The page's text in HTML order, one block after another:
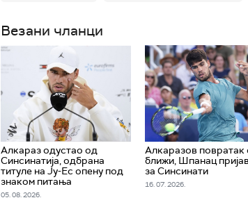
Везани чланци
Алкараз одустао од
Синсинатија, одбрана
титуле на Ју-Ес опену под
знаком питања
05. 08. 2026.
Алкаразов повратак
ближи, Шпанац
за Синсинати
16. 07. 2026.